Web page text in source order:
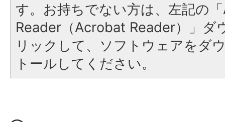
す。お持ちでない方は、左記の
Reader（Acrobat Reader）」ダ
リックして、ソフトウェアをダ
トールしてください。